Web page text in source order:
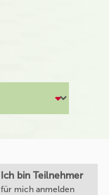
Ich bin Teilnehmer
für mich anmelden